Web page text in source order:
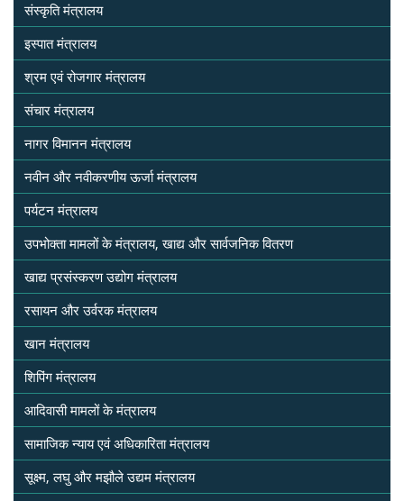
संस्कृति मंत्रालय
इस्पात मंत्रालय
श्रम एवं रोजगार मंत्रालय
संचार मंत्रालय
नागर विमानन मंत्रालय
नवीन और नवीकरणीय ऊर्जा मंत्रालय
पर्यटन मंत्रालय
उपभोक्ता मामलों के मंत्रालय, खाद्य और सार्वजनिक वितरण
खाद्य प्रसंस्करण उद्योग मंत्रालय
रसायन और उर्वरक मंत्रालय
खान मंत्रालय
शिपिंग मंत्रालय
आदिवासी मामलों के मंत्रालय
सामाजिक न्याय एवं अधिकारिता मंत्रालय
सूक्ष्म, लघु और मझौले उद्यम मंत्रालय